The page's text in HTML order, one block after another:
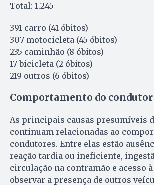
Total: 1.245
391 carro (41 óbitos)
307 motocicleta (45 óbitos)
235 caminhão (8 óbitos)
17 bicicleta (2 óbitos)
219 outros (6 óbitos)
Comportamento do condutor
As principais causas presumíveis
continuam relacionadas ao
condutores. Entre elas estão
reação tardia ou ineficiente,
circulação na contramão e acesso
observar a presença de outros